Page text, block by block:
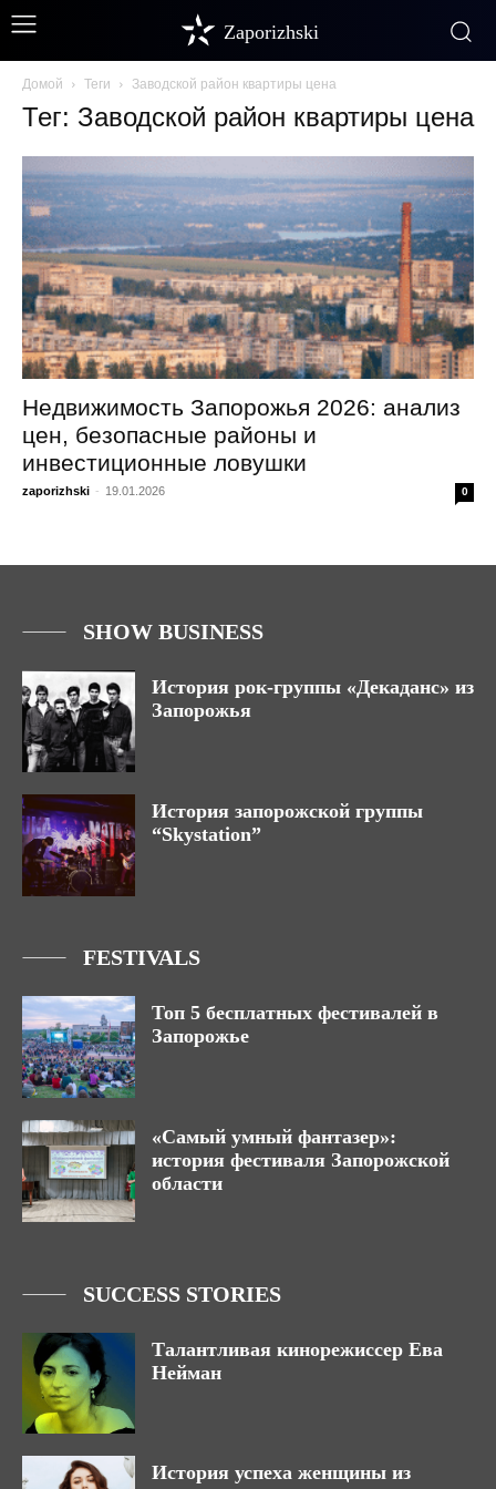
Zaporizhski
Домой Теги Заводской район квартиры цена
Тег: Заводской район квартиры цена
Недвижимость Запорожья 2026: анализ
цен, безопасные районы и
инвестиционные ловушки
zaporizhski - 19.01.2026 0
SHOW BUSINESS
История рок-группы «Декаданс» из
Запорожья
История запорожской группы
“Skystation”
FESTIVALS
Топ 5 бесплатных фестивалей в
Запорожье
«Самый умный фантазер»:
история фестиваля Запорожской
области
SUCCESS STORIES
Талантливая кинорежиссер Ева
Нейман
История успеха женщины из